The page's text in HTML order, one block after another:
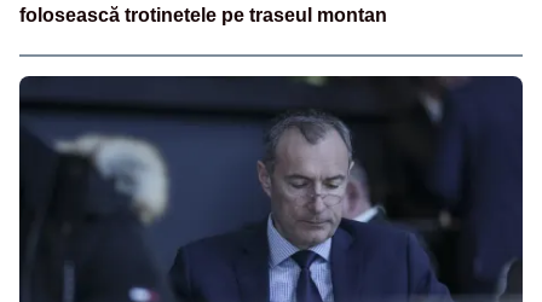
folosească trotinetele pe traseul montan